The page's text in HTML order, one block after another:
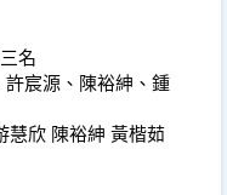
名
宸源、陳裕紳、鍾
慧欣 陳裕紳 黃楷茹